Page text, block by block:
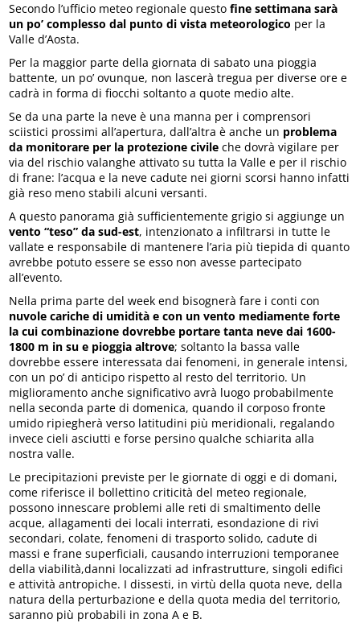
Secondo l’ufficio meteo regionale questo fine settimana sarà
un po’ complesso dal punto di vista meteorologico per la
Valle d’Aosta.
Per la maggior parte della giornata di sabato una pioggia
battente, un po’ ovunque, non lascerà tregua per diverse ore e
cadrà in forma di fiocchi soltanto a quote medio alte.
Se da una parte la neve è una manna per i comprensori
sciistici prossimi all’apertura, dall’altra è anche un problema
da monitorare per la protezione civile che dovrà vigilare per
via del rischio valanghe attivato su tutta la Valle e per il rischio
di frane: l’acqua e la neve cadute nei giorni scorsi hanno infatti
già reso meno stabili alcuni versanti.
A questo panorama già sufficientemente grigio si aggiunge un
vento “teso” da sud-est, intenzionato a infiltrarsi in tutte le
vallate e responsabile di mantenere l’aria più tiepida di quanto
avrebbe potuto essere se esso non avesse partecipato
all’evento.
Nella prima parte del week end bisognerà fare i conti con
nuvole cariche di umidità e con un vento mediamente forte
la cui combinazione dovrebbe portare tanta neve dai 1600-
1800 m in su e pioggia altrove; soltanto la bassa valle
dovrebbe essere interessata dai fenomeni, in generale intensi,
con un po’ di anticipo rispetto al resto del territorio. Un
miglioramento anche significativo avrà luogo probabilmente
nella seconda parte di domenica, quando il corposo fronte
umido ripiegherà verso latitudini più meridionali, regalando
invece cieli asciutti e forse persino qualche schiarita alla
nostra valle.
Le precipitazioni previste per le giornate di oggi e di domani,
come riferisce il bollettino criticità del meteo regionale,
possono innescare problemi alle reti di smaltimento delle
acque, allagamenti dei locali interrati, esondazione di rivi
secondari, colate, fenomeni di trasporto solido, cadute di
massi e frane superficiali, causando interruzioni temporanee
della viabilità,danni localizzati ad infrastrutture, singoli edifici
e attività antropiche. I dissesti, in virtù della quota neve, della
natura della perturbazione e della quota media del territorio,
saranno più probabili in zona A e B.